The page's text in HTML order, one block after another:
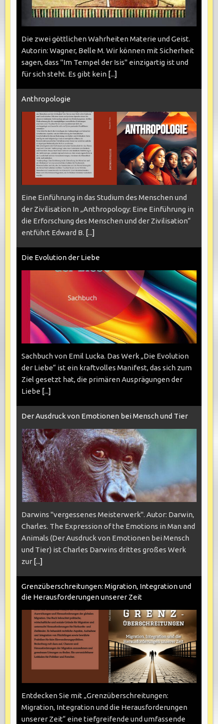
Die zwei göttlichen Wahrheiten Materie und Geist.
Autorin: Wagner, Belle M. Wir können mit Sicherheit
sagen, dass "Im Tempel der Isis" einzigartig ist und
für sich steht. Es gibt kein [...]
Anthropologie
Eine Einführung in das Studium des Menschen und
der Zivilisation In „Anthropology: Eine Einführung in
die Erforschung des Menschen und der Zivilisation“
entführt Edward B. [...]
Die Evolution der Liebe
Sachbuch von Emil Lucka. Das Werk „Die Evolution
der Liebe“ ist ein kraftvolles Manifest, das sich zum
Ziel gesetzt hat, die primären Ausprägungen der
Liebe [...]
Der Ausdruck von Emotionen bei Mensch und Tier
Darwins "vergessenes Meisterwerk". Autor: Darwin,
Charles. The Expression of the Emotions in Man and
Animals (Der Ausdruck von Emotionen bei Mensch
und Tier) ist Charles Darwins drittes großes Werk
zur [...]
Grenzüberschreitungen: Migration, Integration und
die Herausforderungen unserer Zeit
Entdecken Sie mit „Grenzüberschreitungen:
Migration, Integration und die Herausforderungen
unserer Zeit“ eine tiefgreifende und umfassende